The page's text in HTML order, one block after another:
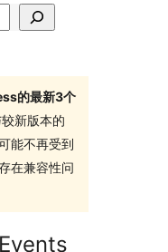
的最新3个
新版本的
能不再受到
在兼容性问